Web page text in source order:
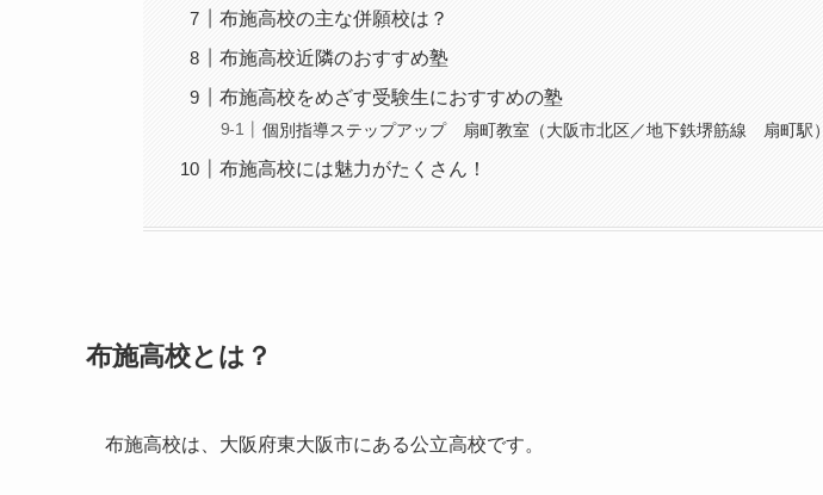
布施高校の主な併願校は？
布施高校近隣のおすすめ塾
布施高校をめざす受験生におすすめの塾
個別指導ステップアップ 扇町教室（大阪市北区／地下鉄堺筋線 扇町駅）
布施高校には魅力がたくさん！
布施高校とは？
布施高校は、大阪府東大阪市にある公立高校です。